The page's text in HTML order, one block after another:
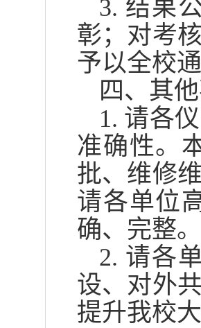
3. 结果
彰；对考
予以全校
四、其
1. 请各
准确性。
批、维修
请各单位
确、完整。
2. 请各
设、对外
提升我校